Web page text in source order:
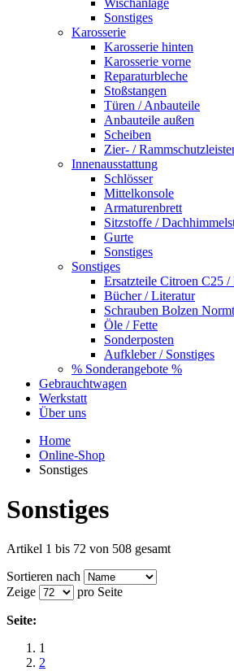
Sonstiges
Karosserie
Karosserie hinten
Karosserie vorne
Reparaturbleche
Stoßstangen
Türen / Anbauteile
Anbauteile außen
Scheiben
Zier- /
Innenausstattung
Schlösser
Mittelkonsole
Armaturenbrett
Sitzstoffe /
Gurte
Sonstiges
Sonstiges
Ersatzteile Citroen C25
Bücher / Literatur
Schrauben Bolzen
Öle / Fette
Sonderposten
Aufkleber / Sonstiges
% Sonderangebote %
Gebrauchtwagen
Werkstatt
Über uns
Home
Online-Shop
Sonstiges
Sonstiges
Artikel 1 bis 72 von 508 gesamt
Sortieren nach
Zeige
pro Seite
Seite:
1
2